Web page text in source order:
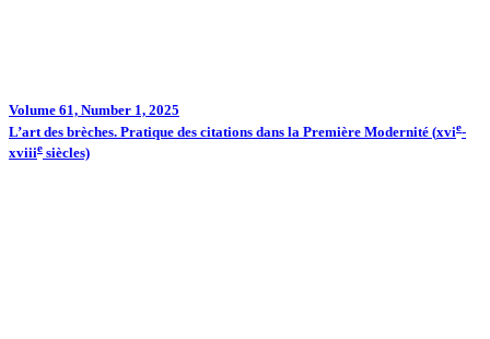
Volume 61, Number 1, 2025
L’art des brèches. Pratique des citations dans la Première Modernité (xvie-
xviiie siècles)